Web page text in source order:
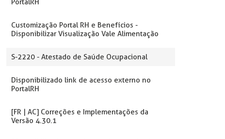
PortalRH
Customização Portal RH e Benefícios -
Disponibilizar Visualização Vale Alimentação
S-2220 - Atestado de Saúde Ocupacional
Disponibilizado link de acesso externo no
PortalRH
[FR | AC] Correções e Implementações da
Versão 4.30.1